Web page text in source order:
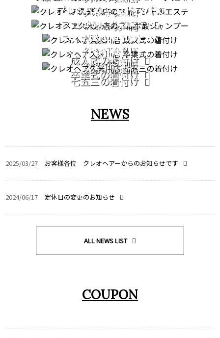
プレミアムヘッドスパ
クレオヘア 久米川店
フェイシャルエステ
PATORA SERIES
クレオヘア 久米川店
フルボ酸シャンプー
COMING OF AGE
CEREMONY
クレオヘア 久米川店
成人式の着付け
GRADUATION
CEREMONY
クレオヘア 久米川店
卒業式の着付け
753
クレオヘア 久米川店
七五三の着付け
NEWS
2025/03/27 お客様各位 クレオヘアーからのお知らせです
2024/06/17 定休日の変更のお知らせ
ALL NEWS LIST
COUPON